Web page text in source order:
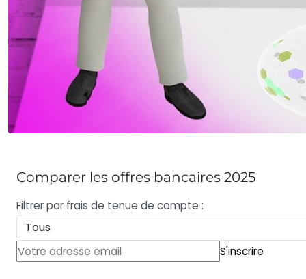
Comparer les offres bancaires 2025
Filtrer par frais de tenue de compte :
S'inscrire